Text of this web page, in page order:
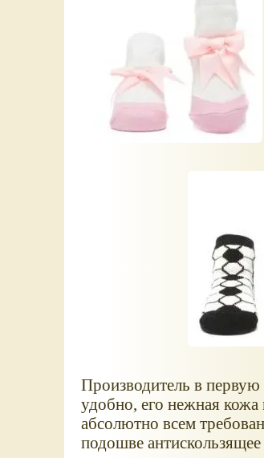
Производитель в первую
удобно, его нежная кожа
абсолютно всем
подошве